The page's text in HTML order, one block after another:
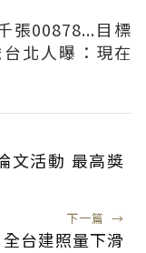
張00878...目標
北人曝：現在
文活動 最高獎
下一篇 →
台建照量下滑